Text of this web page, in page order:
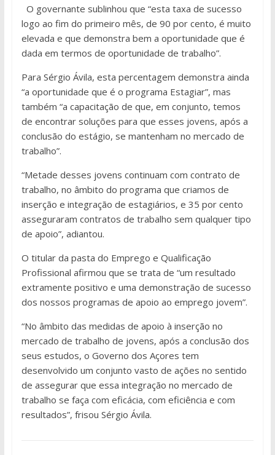
O governante sublinhou que “esta taxa de sucesso
logo ao fim do primeiro mês, de 90 por cento, é muito
elevada e que demonstra bem a oportunidade que é
dada em termos de oportunidade de trabalho”.
Para Sérgio Ávila, esta percentagem demonstra ainda
“a oportunidade que é o programa Estagiar”, mas
também “a capacitação de que, em conjunto, temos
de encontrar soluções para que esses jovens, após a
conclusão do estágio, se mantenham no mercado de
trabalho”.
“Metade desses jovens continuam com contrato de
trabalho, no âmbito do programa que criamos de
inserção e integração de estagiários, e 35 por cento
asseguraram contratos de trabalho sem qualquer tipo
de apoio”, adiantou.
O titular da pasta do Emprego e Qualificação
Profissional afirmou que se trata de “um resultado
extramente positivo e uma demonstração de sucesso
dos nossos programas de apoio ao emprego jovem”.
“No âmbito das medidas de apoio à inserção no
mercado de trabalho de jovens, após a conclusão dos
seus estudos, o Governo dos Açores tem
desenvolvido um conjunto vasto de ações no sentido
de assegurar que essa integração no mercado de
trabalho se faça com eficácia, com eficiência e com
resultados”, frisou Sérgio Ávila.